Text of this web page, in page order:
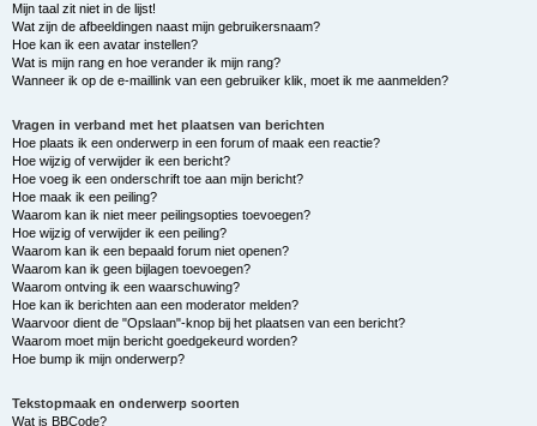
Mijn taal zit niet in de lijst!
Wat zijn de afbeeldingen naast mijn gebruikersnaam?
Hoe kan ik een avatar instellen?
Wat is mijn rang en hoe verander ik mijn rang?
Wanneer ik op de e-maillink van een gebruiker klik, moet ik me aanmelden?
Vragen in verband met het plaatsen van berichten
Hoe plaats ik een onderwerp in een forum of maak een reactie?
Hoe wijzig of verwijder ik een bericht?
Hoe voeg ik een onderschrift toe aan mijn bericht?
Hoe maak ik een peiling?
Waarom kan ik niet meer peilingsopties toevoegen?
Hoe wijzig of verwijder ik een peiling?
Waarom kan ik een bepaald forum niet openen?
Waarom kan ik geen bijlagen toevoegen?
Waarom ontving ik een waarschuwing?
Hoe kan ik berichten aan een moderator melden?
Waarvoor dient de "Opslaan"-knop bij het plaatsen van een bericht?
Waarom moet mijn bericht goedgekeurd worden?
Hoe bump ik mijn onderwerp?
Tekstopmaak en onderwerp soorten
Wat is BBCode?